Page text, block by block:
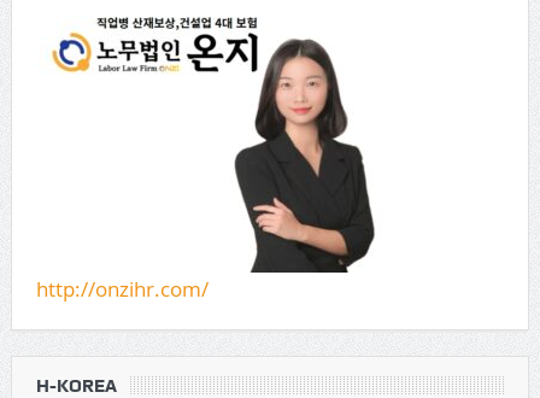
http://onzihr.com/
H-KOREA